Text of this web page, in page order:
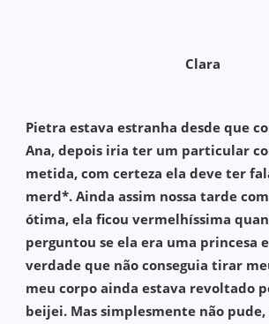
Clara
Pietra estava estranha desde que
Ana, depois iria ter um particular
metida, com certeza ela deve ter
merd*. Ainda assim nossa tarde
ótima, ela ficou vermelhíssima
perguntou se ela era uma princesa
verdade que não conseguia tirar
meu corpo ainda estava revoltado
beijei. Mas simplesmente não